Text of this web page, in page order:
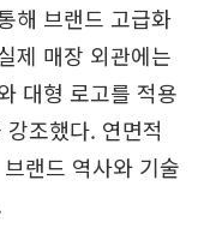
해 브랜드 고급화
제 매장 외관에는
대형 로고를 적용
조했다. 연면적
랜드 역사와 기술